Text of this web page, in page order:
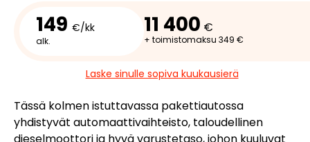
149 €/kk
alk.
11 400 €
+ toimistomaksu 349 €
Laske sinulle sopiva kuukausierä
Tässä kolmen istuttavassa pakettiautossa
yhdistyvät automaattivaihteisto, taloudellinen